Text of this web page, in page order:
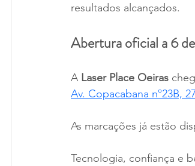
resultados alcançados.
Abertura oficial a 6
A Laser Place Oeiras
Av. Copacabana nº23B,
As marcações já estão
Tecnologia, confiança e